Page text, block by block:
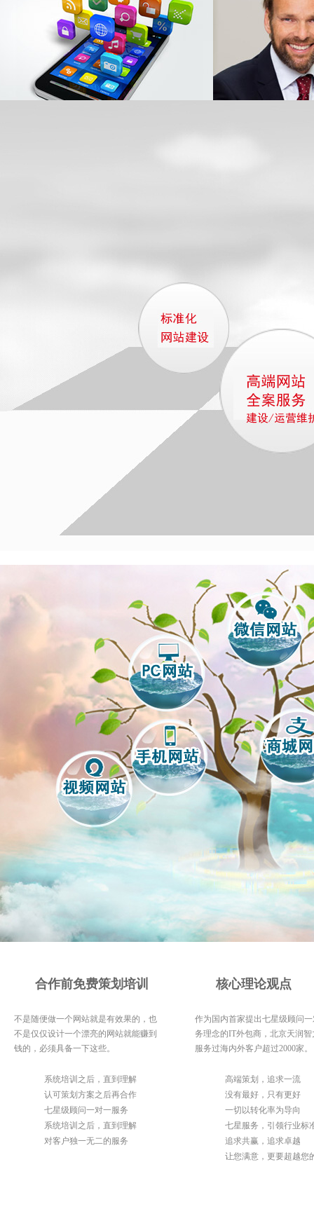
合作前免费策划培训
不是随便做一个网站就是有效果的，也
不是仅仅设计一个漂亮的网站就能赚到
钱的，必须具备一下这些。
系统培训之后，直到理解
认可策划方案之后再合作
七星级顾问一对一服务
系统培训之后，直到理解
对客户独一无二的服务
核心理论观点
作为国内首家提出七星级顾问
务理念的IT外包商，北京天润智
服务过海内外客户超过2000家。
高端策划，追求一流
没有最好，只有更好
一切以转化率为导向
七星服务，引领行业标
追求共赢，追求卓越
让您满意，更要超越您